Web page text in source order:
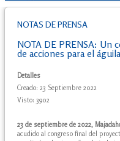
NOTAS DE PRENSA
NOTA DE PRENSA: Un
de acciones para el
Detalles
Creado: 23 Septiembre 2022
Visto: 3902
23 de septiembre de 2022,
acudido al congreso final del